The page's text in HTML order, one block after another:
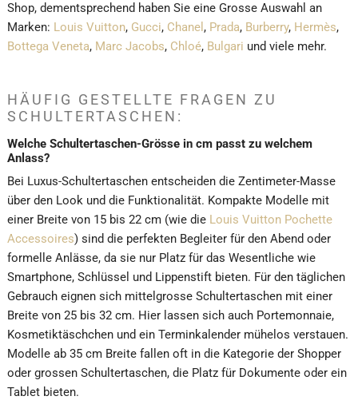
Shop, dementsprechend haben Sie eine Grosse Auswahl an
Marken: Louis Vuitton, Gucci, Chanel , Prada, Burberry, Hermès,
Bottega Veneta, Marc Jacobs, Chloé, Bulgari und viele mehr.
HÄUFIG GESTELLTE FRAGEN ZU
SCHULTERTASCHEN:
Welche Schultertaschen-Grösse in cm passt zu welchem
Anlass?
Bei Luxus-Schultertaschen entscheiden die Zentimeter-Masse
über den Look und die Funktionalität. Kompakte Modelle mit
einer Breite von 15 bis 22 cm (wie die Louis Vuitton Pochette
Accessoires) sind die perfekten Begleiter für den Abend oder
formelle Anlässe, da sie nur Platz für das Wesentliche wie
Smartphone, Schlüssel und Lippenstift bieten. Für den täglichen
Gebrauch eignen sich mittelgrosse Schultertaschen mit einer
Breite von 25 bis 32 cm. Hier lassen sich auch Portemonnaie,
Kosmetiktäschchen und ein Terminkalender mühelos verstauen.
Modelle ab 35 cm Breite fallen oft in die Kategorie der Shopper
oder grossen Schultertaschen, die Platz für Dokumente oder ein
Tablet bieten.